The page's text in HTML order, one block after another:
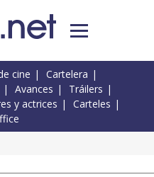
cine
Cartelera
Avances
Tráilers
y actrices
Carteles